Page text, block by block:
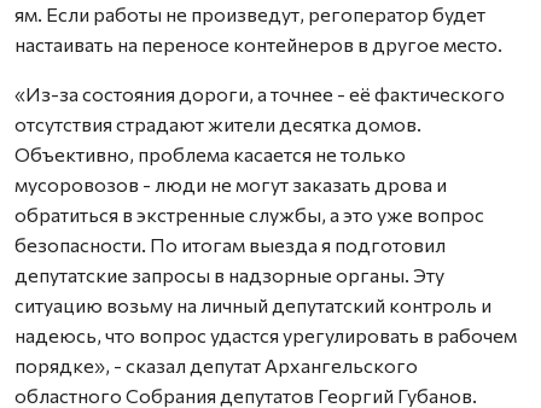
ям. Если работы не произведут, регоператор будет
настаивать на переносе контейнеров в другое место.
«Из-за состояния дороги, а точнее - её фактического
отсутствия страдают жители десятка домов.
Объективно, проблема касается не только
мусоровозов - люди не могут заказать дрова и
обратиться в экстренные службы, а это уже вопрос
безопасности. По итогам выезда я подготовил
депутатские запросы в надзорные органы. Эту
ситуацию возьму на личный депутатский контроль и
надеюсь, что вопрос удастся урегулировать в рабочем
порядке», - сказал депутат Архангельского
областного Собрания депутатов Георгий Губанов.